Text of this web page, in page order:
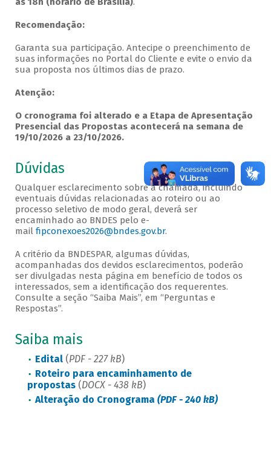
Recomendação:
Garanta sua participação. Antecipe o preenchimento de
suas informações no Portal do Cliente e evite o envio da
sua proposta nos últimos dias de prazo.
Atenção:
O cronograma foi alterado e a Etapa de Apresentação
Presencial das Propostas acontecerá na semana de
19/10/2026 a 23/10/2026.
Dúvidas
Qualquer esclarecimento sobre a chamada, incluindo
eventuais dúvidas relacionadas ao roteiro ou ao
processo seletivo de modo geral, deverá ser
encaminhado ao BNDES pelo e-
mail fipconexoes2026@bndes.gov.br.
A critério da BNDESPAR, algumas dúvidas,
acompanhadas dos devidos esclarecimentos, poderão
ser divulgadas nesta página em benefício de todos os
interessados, sem a identificação dos requerentes.
Consulte a seção “Saiba Mais”, em “Perguntas e
Respostas”.
Saiba mais
Edital(PDF - 227 kB)
Roteiro para encaminhamento de
propostas(DOCX - 438 kB)
Alteração do Cronograma (PDF - 240 kB)